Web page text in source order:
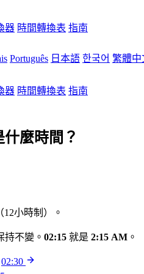
器 時間轉換表 指南
Português 日本語 한국어 繁體中
器 時間轉換表 指南
什麼時間？
12小時制）。
持不變。 02:15 就是 2:15 AM 。
02:30